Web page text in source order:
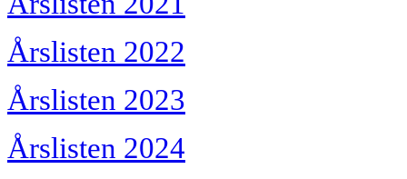
Årslisten 2022
Årslisten 2023
Årslisten 2024